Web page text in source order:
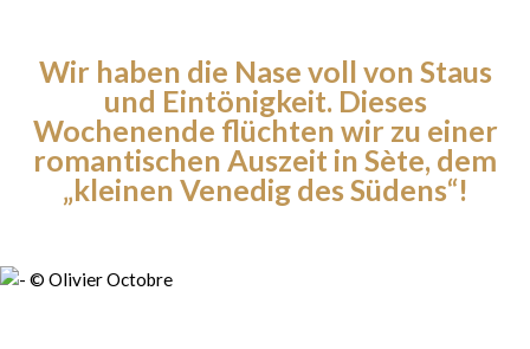
Wir haben die Nase voll von Staus
und Eintönigkeit. Dieses
Wochenende flüchten wir zu einer
romantischen Auszeit in Sète, dem
„kleinen Venedig des Südens“!